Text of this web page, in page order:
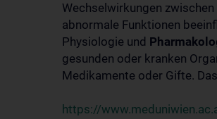
Wechselwirkungen
abnormale Funktionen
Physiologie und
gesunden oder kranken
Medikamente oder Gifte.
https://